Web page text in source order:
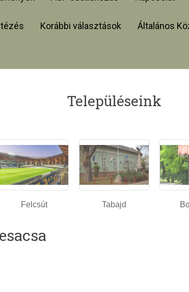
Korábbi választások Általános
Településeink
Felcsút Tabajd